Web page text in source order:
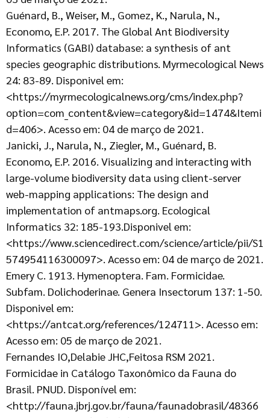
Guénard, B., Weiser, M., Gomez, K., Narula, N.,
Economo, E.P. 2017. The Global Ant Biodiversity
Informatics (GABI) database: a synthesis of ant
species geographic distributions. Myrmecological News
24: 83-89. Disponivel em:
<https://myrmecologicalnews.org/cms/index.php?
option=com_content&view=category&id=1474&Itemi
d=406>. Acesso em: 04 de março de 2021.
Janicki, J., Narula, N., Ziegler, M., Guénard, B.
Economo, E.P. 2016. Visualizing and interacting with
large-volume biodiversity data using client-server
web-mapping applications: The design and
implementation of antmaps.org. Ecological
Informatics 32: 185-193.Disponivel em:
<https://www.sciencedirect.com/science/article/pii/S1
574954116300097>. Acesso em: 04 de março de 2021.
Emery C. 1913. Hymenoptera. Fam. Formicidae.
Subfam. Dolichoderinae. Genera Insectorum 137: 1-50.
Disponivel em:
<https://antcat.org/references/124711>. Acesso em:
Acesso em: 05 de março de 2021.
Fernandes IO,Delabie JHC,Feitosa RSM 2021.
Formicidae in Catálogo Taxonômico da Fauna do
Brasil. PNUD. Disponível em:
<http://fauna.jbrj.gov.br/fauna/faunadobrasil/48366